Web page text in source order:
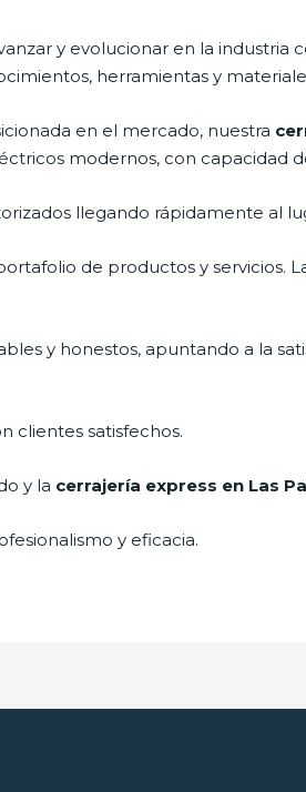
y evolucionar en la industria
herramientas y
en el mercado, nuestra
modernos, con capacidad
llegando rápidamente al
de productos y servicios.
y honestos, apuntando a la
clientes satisfechos.
y la cerrajería express en Las
y eficacia.